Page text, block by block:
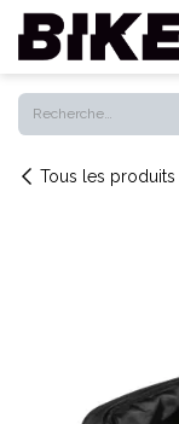
Se rendre au contenu
Tous les produits